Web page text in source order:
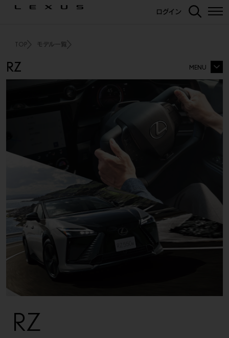
ログイン
TOP モデル一覧
RZ MENU
RZ TOP
インテリア
走行性能
充電・給電・航続距離
RZ 特別仕様車 RZ600e
“F SPORT Performance”
安全装備
カーナビ・その他装備
ディーラーオプション
ギャラリー
LEXUS Electrified
LEXUS TOTAL CARE
プレスリリース
フォトブック
RZ